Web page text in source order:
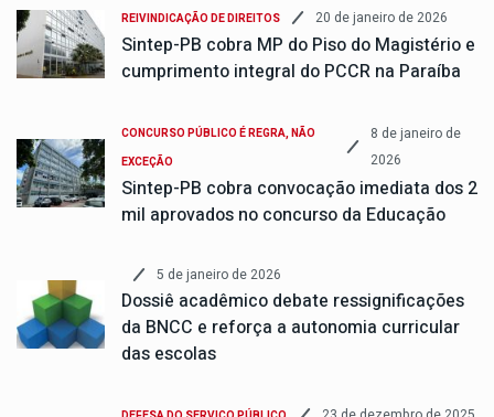
REIVINDICAÇÃO DE DIREITOS 20 de janeiro de 2026
Sintep-PB cobra MP do Piso do Magistério e
cumprimento integral do PCCR na Paraíba
CONCURSO PÚBLICO É REGRA, NÃO
EXCEÇÃO
8 de janeiro de
2026
Sintep-PB cobra convocação imediata dos 2
mil aprovados no concurso da Educação
5 de janeiro de 2026
Dossiê acadêmico debate ressignificações
da BNCC e reforça a autonomia curricular
das escolas